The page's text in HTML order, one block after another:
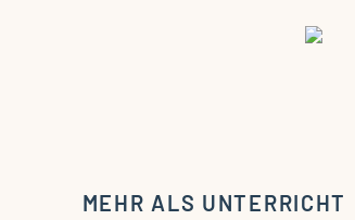
MEHR ALS UNTERRICHT